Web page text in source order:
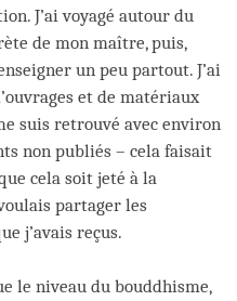
J’ai voyagé autour du
de mon maître, puis,
un peu partout. J’ai
et de matériaux
suis retrouvé avec environ
non publiés – cela faisait
cela soit jeté à la
partager les
j’avais reçus.
le niveau du bouddhisme,